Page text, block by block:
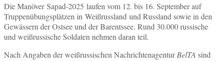
Die Manöver Sapad-2025 laufen vom 12. bis 16. September auf
Truppenübungsplätzen in Weißrussland und Russland sowie in den
Gewässern der Ostsee und der Barentssee. Rund 30.000 russische
und weißrussische Soldaten nehmen daran teil.
Nach Angaben der weißrussischen NachrichtenagenturBelTA sind